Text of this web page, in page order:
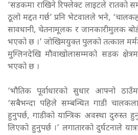
‘सडकमा राखिने रिफ्लेक्ट लाइटले रातको
ठूलो मद्दत गर्छ’ प्रनि भेटवालले भने,
सावधानी, चेतनामूलक र जानकारीमुलक
भएको छ ।’ जोखिमयुक्त पुलको तत्काल
मुग्लिनदेखि मौवाखोलासम्मको सडक
भएको छ ।
‘भौतिक पूर्वाधारको सुधार आफ्नो
‘सबैभन्दा पहिले सम्बन्धित गाडी
हुनुपर्छ, गाडीको यान्त्रिक अवस्था दुरुस्त
लिएको हुनुपर्छ ।’ लगातारको दुर्घटनाले